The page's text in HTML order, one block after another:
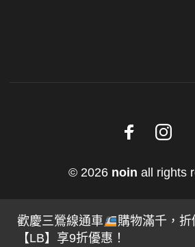
歡慶三鶯線通車
購物滿千，折
【LB】享9折優惠！
© 2026 noin all rights